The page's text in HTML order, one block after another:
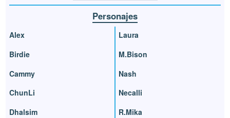
Personajes
Alex
Birdie
Cammy
ChunLi
Dhalsim
Laura
M.Bison
Nash
Necalli
R.Mika